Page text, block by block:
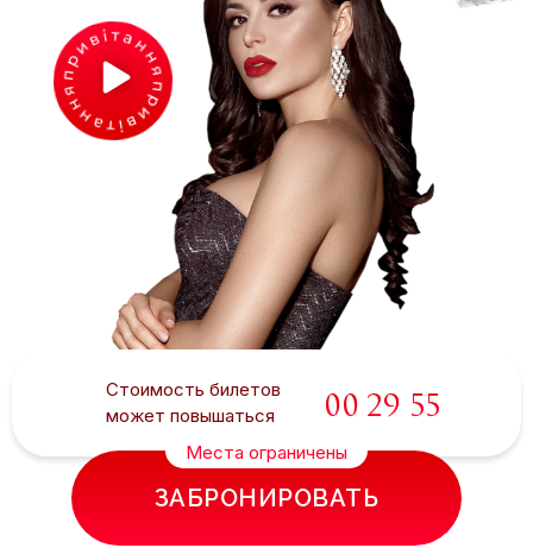
Стоимость билетов
может повышаться
00 29 54
Места ограничены
ЗАБРОНИРОВАТЬ